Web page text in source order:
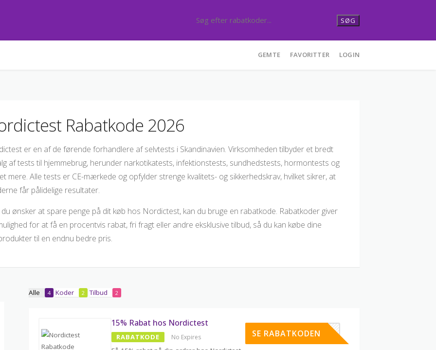
SØG
GEMTE FAVORITTER LOGIN
Rabatkode 2026
er en af de førende forhandlere af selvtests i Skandinavien. Virksomheden tilbyder et bredt
af tests til hjemmebrug, herunder narkotikatests, infektionstests, sundhedstests, hormontests og
mere. Alle tests er CE-mærkede og opfylder strenge kvalitets- og sikkerhedskrav, hvilket sikrer, at
får pålidelige resultater.
du ønsker at spare penge på dit køb hos Nordictest, kan du bruge en rabatkode. Rabatkoder giver
for at få en procentvis rabat, fri fragt eller andre eksklusive tilbud, så du kan købe dine
til en endnu bedre pris.
Alle 4 Koder 2 Tilbud 2
15% Rabat hos Nordictest
RABATKODE No Expires TRY15
SE RABATKODEN